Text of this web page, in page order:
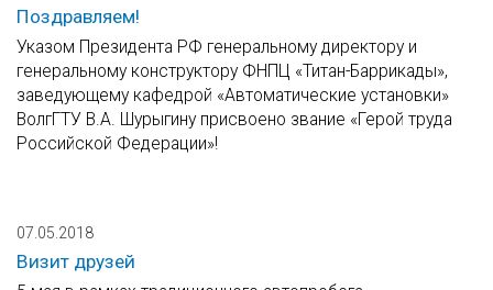
Поздравляем!
Указом Президента РФ генеральному директору и
генеральному конструктору ФНПЦ «Титан-Баррикады»,
заведующему кафедрой «Автоматические установки»
ВолгГТУ В.А. Шурыгину присвоено звание «Герой труда
Российской Федерации»!
07.05.2018
Визит друзей